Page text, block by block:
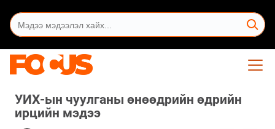
​УИХ-ын чуулганы өнөөдрийн өдрийн
ирцийн мэдээ